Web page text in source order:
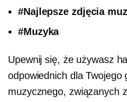
#Najlepsze zdjęcia
#Muzyka
Upewnij się, że używasz
odpowiednich dla Twojego
muzycznego, związanych